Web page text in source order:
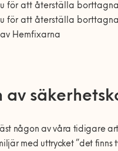
för att återställa
för att återställa
Hemfixarna
av
någon av våra tidigare
med uttrycket ”det finns